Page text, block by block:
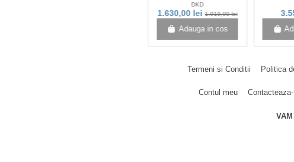
DKD
1.630,00 lei1.910,00 lei
Adauga in cos
Termeni si Conditii Politica
Contul meu